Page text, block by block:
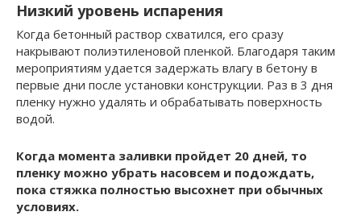
Низкий уровень испарения
Когда бетонный раствор схватился, его сразу
накрывают полиэтиленовой пленкой. Благодаря таким
мероприятиям удается задержать влагу в бетону в
первые дни после установки конструкции. Раз в 3 дня
пленку нужно удалять и обрабатывать поверхность
водой.
Когда момента заливки пройдет 20 дней, то
пленку можно убрать насовсем и подождать,
пока стяжка полностью высохнет при обычных
условиях.